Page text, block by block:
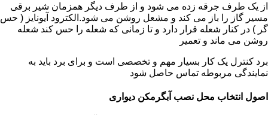
از یک طرف جرقه زده می شود و از طرف دیگر همزمان شیر برقی
مسیر گاز را باز می کند و مشعل روشن می شود.الکترود آیونایز ( حس
گر ) در کنار شعله قرار دارد و تا زمانی که شعله را حس کند شعله
روشن می ماند و تعمیر
برد کنترل یک کار بسیار مهم و تخصصی است و برای برد باید به
نمایندگی مربوطه تماس حاصل شود
اصول انتخاب محل نصب آبگرمکن دیواری